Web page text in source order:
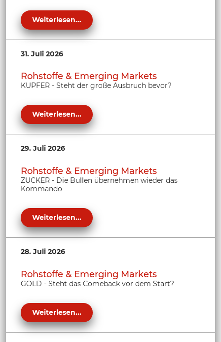
Weiterlesen...
31. Juli 2026
Rohstoffe & Emerging Markets
KUPFER - Steht der große Ausbruch bevor?
Weiterlesen...
29. Juli 2026
Rohstoffe & Emerging Markets
ZUCKER - Die Bullen übernehmen wieder das
Kommando
Weiterlesen...
28. Juli 2026
Rohstoffe & Emerging Markets
GOLD - Steht das Comeback vor dem Start?
Weiterlesen...